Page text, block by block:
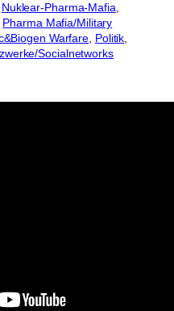
Nuklear-Pharma-Mafia
Pharma Mafia/Military
Warfare Politik
Socialnetworks